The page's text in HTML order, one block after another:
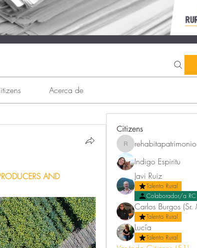
Acerca de
AND
Citizens
rehabitapatrimonio
rehabitapatrimonio
Indigo Espiritu
Javi Ruiz
Talento Rural
Colaborador/a RC
Talento Rural
Lucía
Talento Rural